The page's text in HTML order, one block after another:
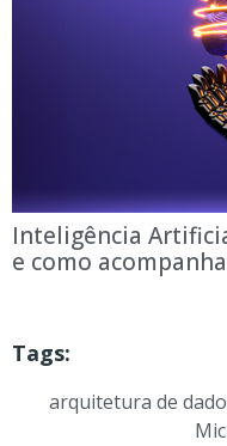
Inteligência
e como
Tags:
arquitetura de